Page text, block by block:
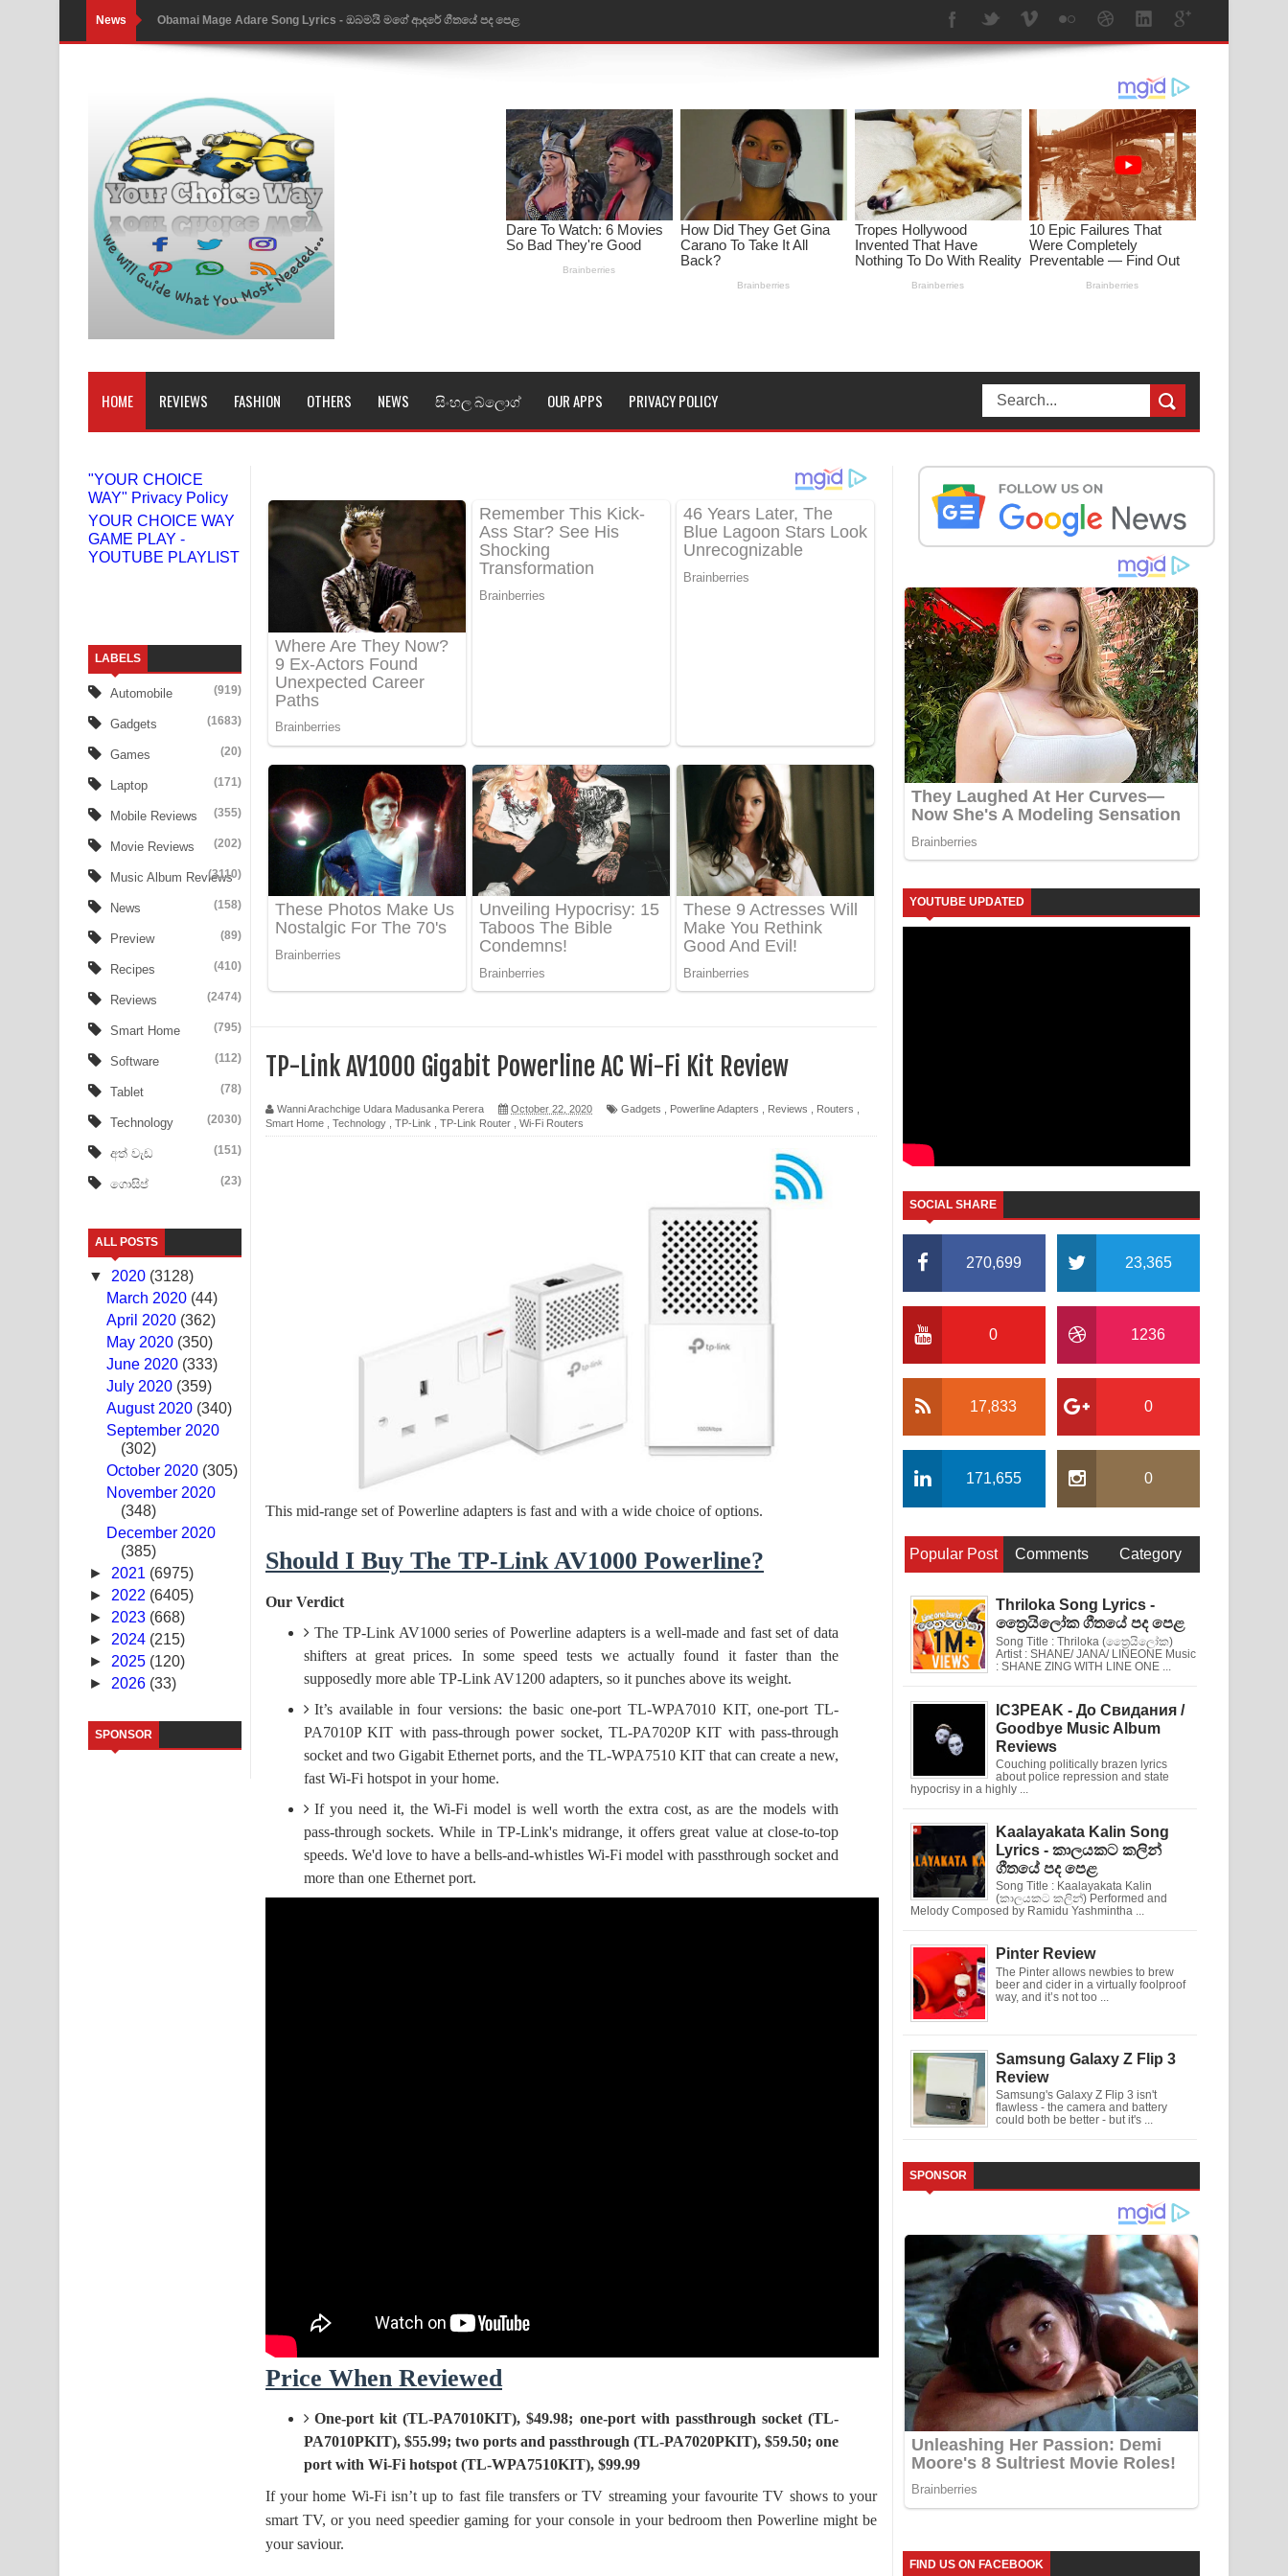
News Obamai Mage Adare Song Lyrics - ඔබමයි මගේ ආදරේ ගීතයේ පද පෙළ
Pansal Gihin Song Lyrics - පන්සල් ගිහිං ගීතයේ පද පෙළ
Ankeliya Song Lyrics - අංකෙළිය ගීතයේ පද පෙළ
DEAR GOD Song Lyrics - ඩියර් ගෝඩ් ගීතයේ පද පෙළ
MANAMALA KATHA Song Lyrics - මනමාල කතා ගීතයේ පද පෙළ
Dai Dai Lyrics - Shakira, Burna Boy | 2026 football world cup song lyrics
Lassana Amma Song Lyrics - ලස්සන අම්මා ගීතයේ පද පෙළ
Gemak Deela Song Lyrics - ගේමක් දීලා ගීතයේ පද පෙළ
Niwuna Numba Hinda Song Lyrics - නිවුනා නුඹ හින්දා ගීතයේ පද පෙළ
Benthara Palame Song Lyrics - බෙන්තර පාලමේ ගීතයේ පද පෙළ
Sanda Babalena Song Lyrics - සඳ බැබලෙන ගීතයේ පද පෙළ
Adare Wadi Nisa Song Lyrics - ආදරේ වැඩි නිසා ගීතයේ පද පෙළ
UNUHUMA Song Lyrics - උණුහුම ගීතයේ පද පෙළ
Katakara Song Lyrics - කටකාර ගීතයේ පද පෙළ
Tharu Yaye Dilena Song Lyrics - තරු යායේ දිලෙනා ගීතයේ පද පෙළ
Ow Man Sosa Song Lyrics - ඔව් මං සෝසා ගීතයේ පද පෙළ
Heavy Weight Song Lyrics
Aye Lanweela Song Lyrics - ආයේ ලංවීලා ගීතයේ පද පෙළ
Ala purannata Song Lyrics - ආල පුරන්නට ගීතයේ පද පෙළ
FEVER DREAM Lyrics - Alex Warren
Apa Hamuwee Song Lyrics - අප හමුවී ගීතයේ පද පෙළ
PATHINIYE Song Lyrics - පතිනියනේ ගීතයේ පද පෙළ
Sorry Sir Song Lyrics - සොරි සර් ගීතයේ පද පෙළ
Mathaka Aluthin Liyanna Song Lyrics - මතක අලුතින් ලියන්න ගීතයේ පද පෙළ
Sandak Awith Song Lyrics - සඳක් ඇවිත් ගීතයේ පද පෙළ
Swetha Sande Song Lyrics - ශ්වේත සඳේ ගීතයේ පද පෙළ
Ma Igili Giya Lyrics - මා ඉගිලී ගියා ගීතයේ පද පෙළ
Ras Balan Song Lyrics - රැස් බලන් ගීතයේ පද පෙළ
Hoda sihiyen Song Lyrics - හොද සිහියෙන් ගීතයේ පද පෙළ
Awanken Song Lyrics - අවංකෙන් ගීතයේ පද පෙළ
Pa Sina Song Lyrics - පෑ සිනා ගීතයේ පද පෙළ
Pemwanthiye Song Lyrics - පෙම්වන්තියේ ගීතයේ පද පෙළ
Manobhawa Song Lyrics - මනෝභව ගීතයේ පද පෙළ
Akahe Indala Song Lyrics - ආකාහේ ඉඳලා ගීතයේ පද පෙළ
Raawaya Song Lyrics - රාවය ගීතයේ පද පෙළ
Saddeta Denna Song Lyrics - සද්දෙට දෙන්න ගීතයේ පද පෙළ
Kaalaya Song Lyrics - කාලය ගීතයේ පද පෙළ
Aramuna Song Lyrics - අරමුණ ගීතයේ පද පෙළ
Sandata Duka Hithila Song Lyrics - සඳට දුක හිතිලා ගීතයේ පද පෙළ
Sihina Song Lyrics - සිහින ගීතයේ පද පෙළ
Dannawada Mawa Song Lyrics - දන්නවාද මාව ගීතයේ පද පෙළ
NEENA Song Lyrics - නීනා ගීතයේ පද පෙළ
HOME REVIEWS FASHION OTHERS NEWS සිංහල බ්ලොග් OUR APPS PRIVACY POLICY
"YOUR CHOICE
WAY" Privacy Policy
YOUR CHOICE WAY
GAME PLAY -
YOUTUBE PLAYLIST
LABELS
Automobile (919)
Gadgets (1683)
Games (20)
Laptop (171)
Mobile Reviews (355)
Movie Reviews (202)
Music Album Reviews
(3110)
News (158)
Preview (89)
Recipes (410)
Reviews (2474)
Smart Home (795)
Software (112)
Tablet (78)
Technology (2030)
අත් වැඩ (151)
ගොසිප් (23)
ALL POSTS
▼ 2020 (3128)
March 2020 (44)
April 2020 (362)
May 2020 (350)
June 2020 (333)
July 2020 (359)
August 2020 (340)
September 2020
(302)
October 2020 (305)
November 2020
(348)
December 2020
(385)
► 2021 (6975)
► 2022 (6405)
► 2023 (668)
► 2024 (215)
► 2025 (120)
► 2026 (33)
SPONSOR
TP-Link AV1000 Gigabit Powerline AC Wi-Fi Kit Review
Wanni Arachchige Udara Madusanka Perera October 22, 2020 Gadgets Powerline Adapters Reviews Routers
Smart Home
Technology TP-Link TP-Link Router Wi-Fi Routers
This mid-range set of Powerline adapters is fast and with a wide choice of options.
Should I Buy The TP-Link AV1000 Powerline?
Our Verdict
The TP-Link AV1000 series of Powerline adapters is a well-made and fast set of data
shifters at great prices. In some speed tests we actually found it faster than the
supposedly more able TP-Link AV1200 adapters, so it punches above its weight.
It’s available in four versions: the basic one-port TL-WPA7010 KIT, one-port TL-
PA7010P KIT with pass-through power socket, TL-PA7020P KIT with pass-through
socket and two Gigabit Ethernet ports, and the TL-WPA7510 KIT that can create a new,
fast Wi-Fi hotspot in your home.
If you need it, the Wi-Fi model is well worth the extra cost, as are the models with
pass-through sockets. While in TP-Link's midrange, it offers great value at close-to-top
speeds. We'd love to have a bells-and-whistles Wi-Fi model with passthrough socket and
more than one Ethernet port.
Price When Reviewed
One-port kit (TL-PA7010KIT), $49.98; one-port with passthrough socket (TL-
PA7010PKIT), $55.99; two ports and passthrough (TL-PA7020PKIT), $59.50; one
port with Wi-Fi hotspot (TL-WPA7510KIT), $99.99
If your home Wi-Fi isn’t up to fast file transfers or TV streaming your favourite TV shows to your
smart TV, or you need speedier gaming for your console in your bedroom then Powerline might be
your saviour.
YOUTUBE UPDATED
SOCIAL SHARE
270,699 23,365
0 1236
17,833 0
171,655 0
Popular Post Comments Category
Thriloka Song Lyrics -
ත්‍රෛයිලෝක ගීතයේ පද පෙළ
Song Title : Thriloka (ත්‍රෛයිලෝක)
Artist : SHANE/ JANA/ LINEONE Music
: SHANE ZING WITH LINE ONE ...
IC3PEAK - До Свидания /
Goodbye Music Album
Reviews
Couching politically brazen lyrics
about police repression and state
hypocrisy in a highly ...
Kaalayakata Kalin Song
Lyrics - කාලයකට කලින්
ගීතයේ පද පෙළ
Song Title : Kaalayakata Kalin
(කාලයකට කලින්) Performed and
Melody Composed by Ramidu Yashmintha ...
Pinter Review
The Pinter allows newbies to brew
beer and cider in a virtually foolproof
way, and it’s not too ...
Samsung Galaxy Z Flip 3
Review
Samsung's Galaxy Z Flip 3 isn't
flawless - the camera and battery
could both be better - but it's ...
SPONSOR
FIND US ON FACEBOOK